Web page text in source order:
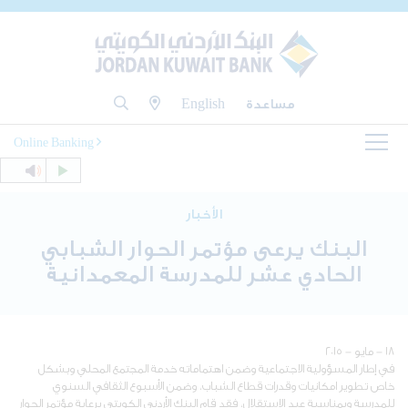
مساعدة English
Online Banking
الأخبار
البنك يرعى مؤتمر الحوار الشبابي
الحادي عشر للمدرسة المعمدانية
١٨ - مايو - ٢٠١٥
في إطار المسؤولية الاجتماعية وضمن اهتماماته خدمة المجتمع المحلي وبشكل
خاص تطوير امكانيات وقدرات قطاع الشباب، وضمن الأسبوع الثقافي السنوي
للمدرسة وبمناسبة عيد الاستقلال، فقد قام البنك الأردني الكويتي برعاية مؤتمر الحوار